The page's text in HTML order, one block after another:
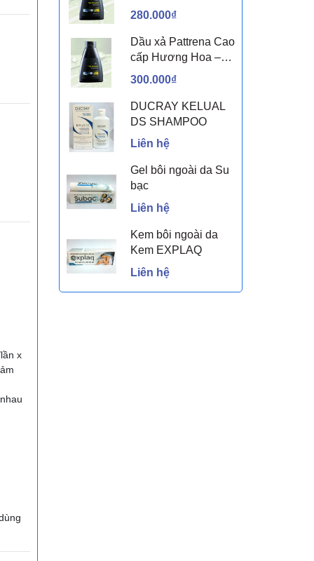
x
Hoa – Trio Blossom
280.000₫
Dầu xả Pattrena Cao
cấp Hương Hoa –
Trio Blossom 300ml
300.000₫
DUCRAY KELUAL
DS SHAMPOO
Liên hệ
Gel bôi ngoài da Su
bạc
Liên hệ
Kem bôi ngoài da
Kem EXPLAQ
Liên hệ